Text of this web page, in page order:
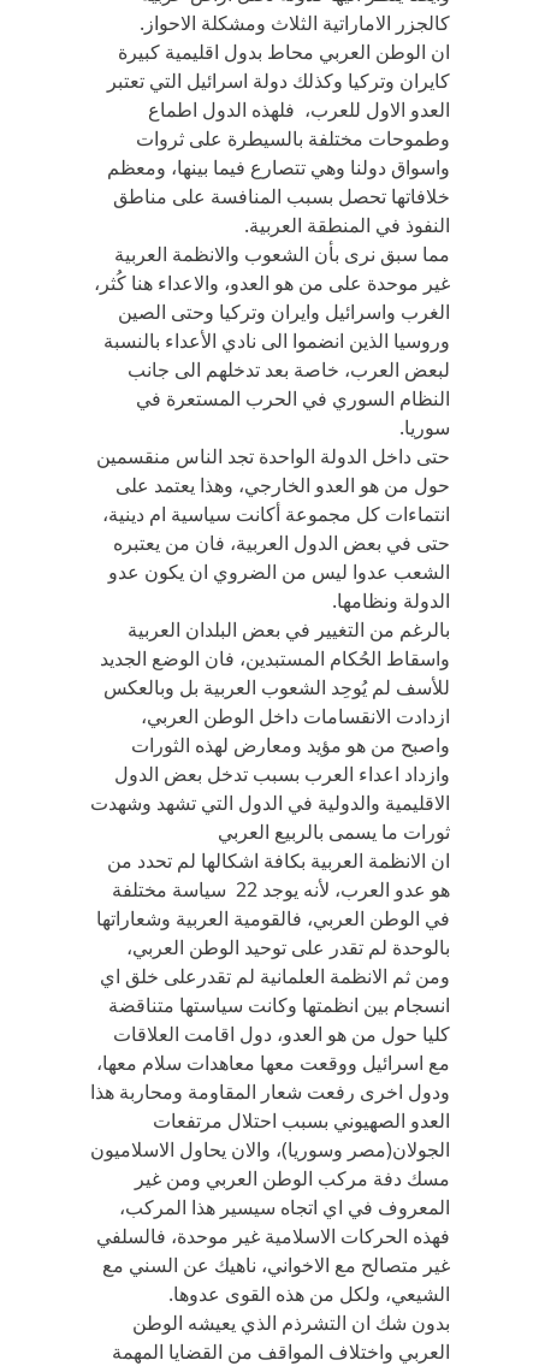
كالجزر الاماراتية الثلاث ومشكلة الاحواز.
ان الوطن العربي محاط بدول اقليمية كبيرة
كايران وتركيا وكذلك دولة اسرائيل التي تعتبر
العدو الاول للعرب، فلهذه الدول اطماع
وطموحات مختلفة بالسيطرة على ثروات
واسواق دولنا وهي تتصارع فيما بينها، ومعظم
خلافاتها تحصل بسبب المنافسة على مناطق
النفوذ في المنطقة العربية.
مما سبق نرى بأن الشعوب والانظمة العربية
غير موحدة على من هو العدو، والاعداء هنا كُثر،
الغرب واسرائيل وايران وتركيا وحتى الصين
وروسيا الذين انضموا الى نادي الأعداء بالنسبة
لبعض العرب، خاصة بعد تدخلهم الى جانب
النظام السوري في الحرب المستعرة في
سوريا.
حتى داخل الدولة الواحدة تجد الناس منقسمين
حول من هو العدو الخارجي، وهذا يعتمد على
انتماءات كل مجموعة أكانت سياسية ام دينية،
حتى في بعض الدول العربية، فان من يعتبره
الشعب عدوا ليس من الضروي ان يكون عدو
الدولة ونظامها.
بالرغم من التغيير في بعض البلدان العربية
واسقاط الحُكام المستبدين، فان الوضع الجديد
للأسف لم يُوحِد الشعوب العربية بل وبالعكس
ازدادت الانقسامات داخل الوطن العربي،
واصبح من هو مؤيد ومعارض لهذه الثورات
وازداد اعداء العرب بسبب تدخل بعض الدول
الاقليمية والدولية في الدول التي تشهد وشهدت
ثورات ما يسمى بالربيع العربي
ان الانظمة العربية بكافة اشكالها لم تحدد من
هو عدو العرب، لأنه يوجد 22 سياسة مختلفة
في الوطن العربي، فالقومية العربية وشعاراتها
بالوحدة لم تقدر على توحيد الوطن العربي،
ومن ثم الانظمة العلمانية لم تقدرعلى خلق اي
انسجام بين انظمتها وكانت سياستها متناقضة
كليا حول من هو العدو، دول اقامت العلاقات
مع اسرائيل ووقعت معها معاهدات سلام معها،
ودول اخرى رفعت شعار المقاومة ومحاربة هذا
العدو الصهيوني بسبب احتلال مرتفعات
الجولان(مصر وسوريا)، والان يحاول الاسلاميون
مسك دفة مركب الوطن العربي ومن غير
المعروف في اي اتجاه سيسير هذا المركب،
فهذه الحركات الاسلامية غير موحدة، فالسلفي
غير متصالح مع الاخواني، ناهيك عن السني مع
الشيعي، ولكل من هذه القوى عدوها.
بدون شك ان التشرذم الذي يعيشه الوطن
العربي واختلاف المواقف من القضايا المهمة